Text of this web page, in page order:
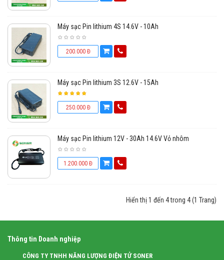
Máy sạc Pin lithium 4S 14.6V - 10Ah
200.000 Đ
Máy sạc Pin lithium 3S 12.6V - 15Ah
250.000 Đ
Máy sạc Pin lithium 12V - 30Ah 14.6V Vỏ nhôm
1.200.000 Đ
Hiển thị 1 đến 4 trong 4 (1 Trang)
Thông tin Doanh nghiệp
CÔNG TY TNHH NĂNG LƯỢNG ĐIỆN TỬ SONER